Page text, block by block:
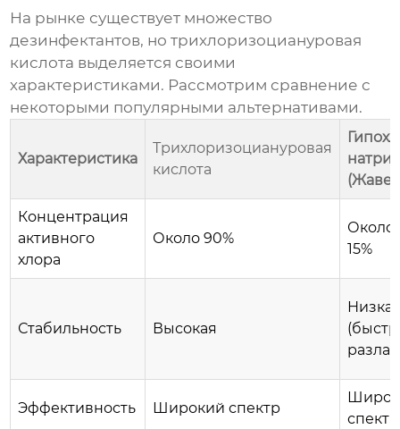
На рынке существует множество
дезинфектантов, нотрихлоризоциануровая
кислота выделяется своими
характеристиками. Рассмотрим сравнение с
некоторыми популярными альтернативами.
Характеристика
Трихлоризоциануровая
кислота
Концентрация
активного
хлора
Около 90%
Около
15%
Стабильность Высокая
Эффективность Широкий спектр
спектр